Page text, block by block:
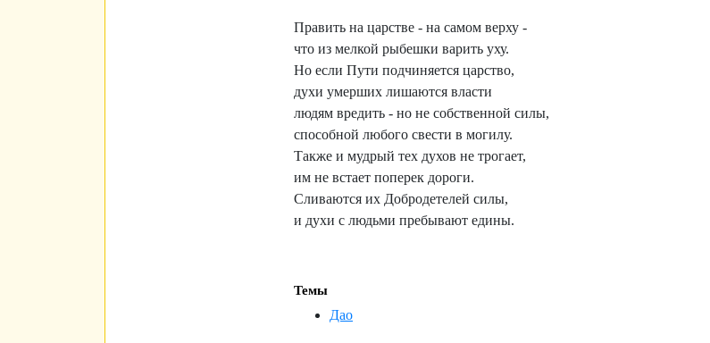
Править на царстве - на самом верху -
что из мелкой рыбешки варить уху.
Но если Пути подчиняется царство,
духи умерших лишаются власти
людям вредить - но не собственной силы,
способной любого свести в могилу.
Также и мудрый тех духов не трогает,
им не встает поперек дороги.
Сливаются их Добродетелей силы,
и духи с людьми пребывают едины.
Темы
Дао